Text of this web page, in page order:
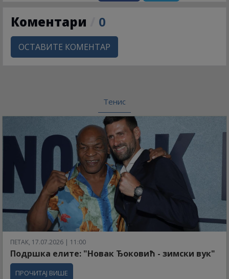
Коментари 0
ОСТАВИТЕ КОМЕНТАР
Тенис
ПЕТАК, 17.07.2026 | 11:00
Подршка елите: "Новак Ђоковић - зимски вук"
ПРОЧИТАЈ ВИШЕ